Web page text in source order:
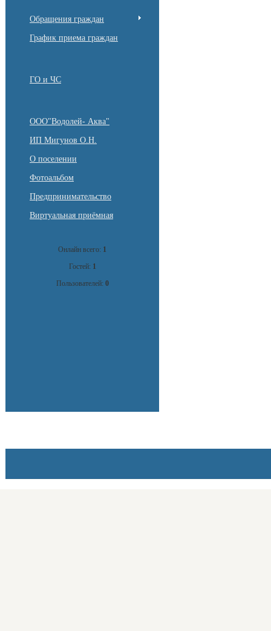
Обращения граждан
График приема граждан
ГО и ЧС
ООО"Водолей- Аква"
ИП Мигунов О.Н.
О поселении
Фотоальбом
Предпринимательство
Виртуальная приёмная
Онлайн всего: 1
Гостей: 1
Пользователей: 0